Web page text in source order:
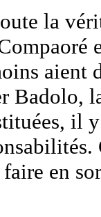
la
aient
Badolo,
il
en